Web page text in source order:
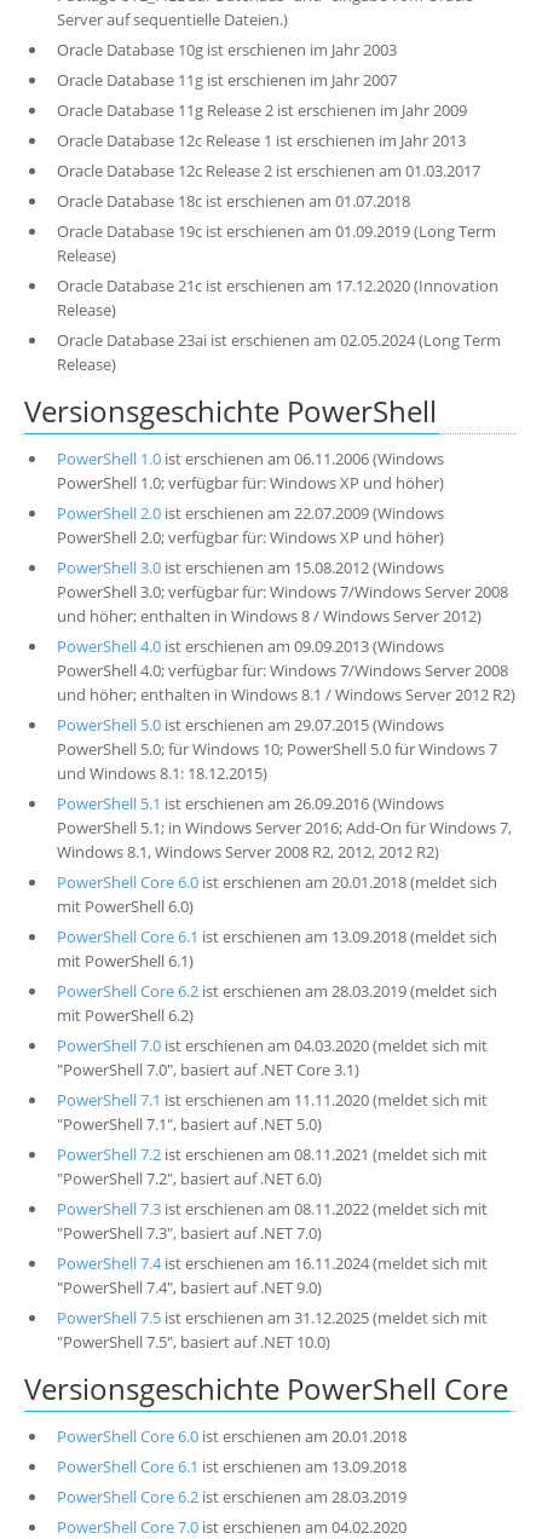
Server auf sequentielle Dateien.)
Oracle Database 10g ist erschienen im Jahr 2003
Oracle Database 11g ist erschienen im Jahr 2007
Oracle Database 11g Release 2 ist erschienen im Jahr 2009
Oracle Database 12c Release 1 ist erschienen im Jahr 2013
Oracle Database 12c Release 2 ist erschienen am 01.03.2017
Oracle Database 18c ist erschienen am 01.07.2018
Oracle Database 19c ist erschienen am 01.09.2019 (Long Term
Release)
Oracle Database 21c ist erschienen am 17.12.2020 (Innovation
Release)
Oracle Database 23ai ist erschienen am 02.05.2024 (Long Term
Release)
Versionsgeschichte PowerShell
PowerShell 1.0ist erschienen am 06.11.2006 (Windows
PowerShell 1.0; verfügbar für: Windows XP und höher)
PowerShell 2.0ist erschienen am 22.07.2009 (Windows
PowerShell 2.0; verfügbar für: Windows XP und höher)
PowerShell 3.0ist erschienen am 15.08.2012 (Windows
PowerShell 3.0; verfügbar für: Windows 7/Windows Server 2008
und höher; enthalten in Windows 8 / Windows Server 2012)
PowerShell 4.0ist erschienen am 09.09.2013 (Windows
PowerShell 4.0; verfügbar für: Windows 7/Windows Server 2008
und höher; enthalten in Windows 8.1 / Windows Server 2012 R2)
PowerShell 5.0ist erschienen am 29.07.2015 (Windows
PowerShell 5.0; für Windows 10; PowerShell 5.0 für Windows 7
und Windows 8.1: 18.12.2015)
PowerShell 5.1 ist erschienen am 26.09.2016 (Windows
PowerShell 5.1; in Windows Server 2016; Add-On für Windows 7,
Windows 8.1, Windows Server 2008 R2, 2012, 2012 R2)
PowerShell Core 6.0ist erschienen am 20.01.2018 (meldet sich
mit PowerShell 6.0)
PowerShell Core 6.1 ist erschienen am 13.09.2018 (meldet sich
mit PowerShell 6.1)
PowerShell Core 6.2ist erschienen am 28.03.2019 (meldet sich
mit PowerShell 6.2)
PowerShell 7.0ist erschienen am 04.03.2020 (meldet sich mit
"PowerShell 7.0", basiert auf .NET Core 3.1)
PowerShell 7.1 ist erschienen am 11.11.2020 (meldet sich mit
"PowerShell 7.1", basiert auf .NET 5.0)
PowerShell 7.2ist erschienen am 08.11.2021 (meldet sich mit
"PowerShell 7.2", basiert auf .NET 6.0)
PowerShell 7.3ist erschienen am 08.11.2022 (meldet sich mit
"PowerShell 7.3", basiert auf .NET 7.0)
PowerShell 7.4ist erschienen am 16.11.2024 (meldet sich mit
"PowerShell 7.4", basiert auf .NET 9.0)
PowerShell 7.5ist erschienen am 31.12.2025 (meldet sich mit
"PowerShell 7.5", basiert auf .NET 10.0)
Versionsgeschichte PowerShell Core
PowerShell Core 6.0ist erschienen am 20.01.2018
PowerShell Core 6.1 ist erschienen am 13.09.2018
PowerShell Core 6.2ist erschienen am 28.03.2019
PowerShell Core 7.0ist erschienen am 04.02.2020